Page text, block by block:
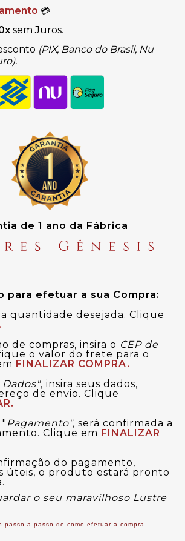
💳
sem Juros.
(PIX, Banco do Brasil, Nu
de 1 ano da Fábrica
para efetuar a sua Compra:
quantidade desejada. Clique
de compras, insira o CEP de
o valor do frete para o
FINALIZAR COMPRA.
Dados", insira seus dados,
de envio. Clique
Pagamento", será confirmada a
Clique em FINALIZAR
do pagamento,
úteis, o produto estará pronto
o seu maravilhoso Lustre
passo a passo de como efetuar a compra